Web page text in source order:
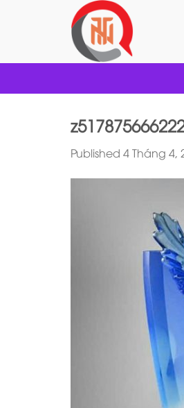
Published 4 Tháng 4,